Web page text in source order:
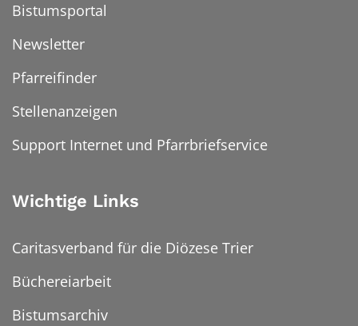
Bistumsportal
Newsletter
Pfarreifinder
Stellenanzeigen
Support Internet und Pfarrbriefservice
Wichtige Links
Caritasverband für die Diözese Trier
Büchereiarbeit
Bistumsarchiv